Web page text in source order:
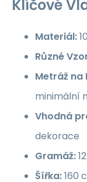
Klíčové
Materiál:
Různé
Metráž na
minimální
Vhodná
dekorace
Gramáž:
Šířka:160